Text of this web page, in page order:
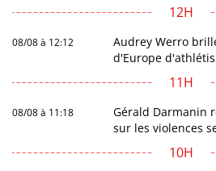
12H
08/08 à 12:12
Audrey Werro
d'Europe
11H
08/08 à 11:18
Gérald Darmanin
sur les violences
10H